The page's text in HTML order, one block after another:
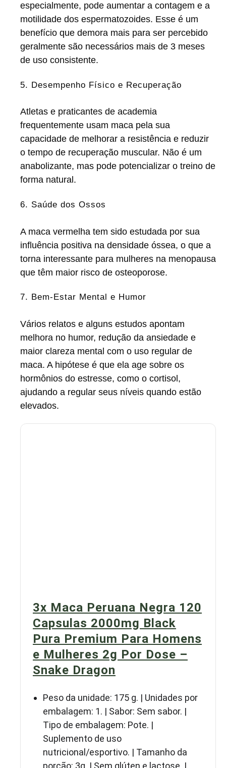
especialmente, pode aumentar a contagem e a
motilidade dos espermatozoides. Esse é um
benefício que demora mais para ser percebido
geralmente são necessários mais de 3 meses
de uso consistente.
5. Desempenho Físico e Recuperação
Atletas e praticantes de academia
frequentemente usam maca pela sua
capacidade de melhorar a resistência e reduzir
o tempo de recuperação muscular. Não é um
anabolizante, mas pode potencializar o treino de
forma natural.
6. Saúde dos Ossos
A maca vermelha tem sido estudada por sua
influência positiva na densidade óssea, o que a
torna interessante para mulheres na menopausa
que têm maior risco de osteoporose.
7. Bem-Estar Mental e Humor
Vários relatos e alguns estudos apontam
melhora no humor, redução da ansiedade e
maior clareza mental com o uso regular de
maca. A hipótese é que ela age sobre os
hormônios do estresse, como o cortisol,
ajudando a regular seus níveis quando estão
elevados.
3x Maca Peruana Negra 120
Capsulas 2000mg Black
Pura Premium Para Homens
e Mulheres 2g Por Dose –
Snake Dragon
Peso da unidade: 175 g. | Unidades por
embalagem: 1. | Sabor: Sem sabor. |
Tipo de embalagem: Pote. |
Suplemento de uso
nutricional/esportivo. | Tamanho da
porção: 3g. | Sem glúten e lactose. |